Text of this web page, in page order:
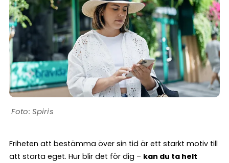
Spiris
Friheten att bestämma över sin tid är ett starkt motiv till
att starta eget. Hur blir det för dig – kan du ta helt